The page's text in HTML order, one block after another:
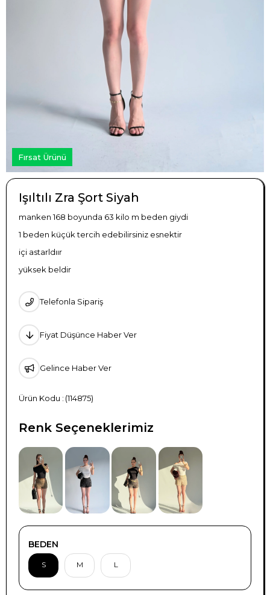
Fırsat Ürünü
Işıltılı Zra Şort Siyah
manken 168 boyunda 63 kilo m beden giydi
1 beden küçük tercih edebilirsiniz esnektir
içi astarldıır
yüksek beldir
Telefonla Sipariş
Fiyat Düşünce Haber Ver
Gelince Haber Ver
(114875)
Renk Seçeneklerimiz
BEDEN
S M L